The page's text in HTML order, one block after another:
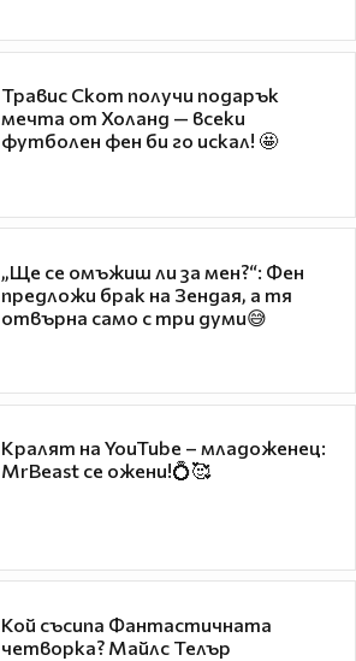
Травис Скот получи подарък
мечта от Холанд — всеки
футболен фен би го искал! 🤩
„Ще се омъжиш ли за мен?“: Фен
предложи брак на Зендая, а тя
отвърна само с три думи😅
Кралят на YouTube – младоженец:
MrBeast се ожени!💍🥰
Кой съсипа Фантастичната
четворка? Майлс Телър